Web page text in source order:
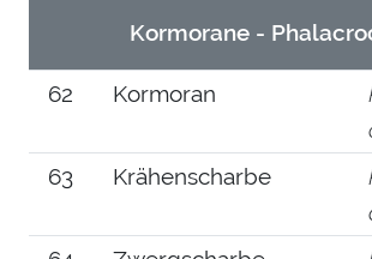
Kormorane -
62 Kormoran
63
Krähenscharbe